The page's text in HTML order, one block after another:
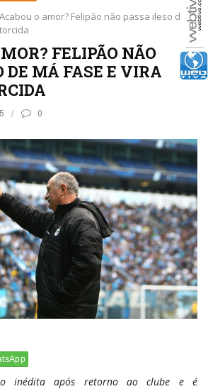
Acabou o amor? Felipão não passa ileso de
FELIPÃO NÃO
DE MÁ FASE E VIRA
0
inédita após retorno ao clube e é